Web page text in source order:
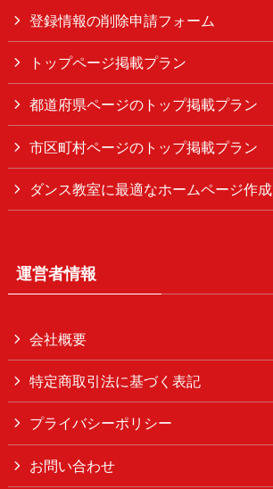
登録情報の削除申請フォーム
トップページ掲載プラン
都道府県ページのトップ掲載プラン
市区町村ページのトップ掲載プラン
ダンス教室に最適なホームページ作成
運営者情報
会社概要
特定商取引法に基づく表記
プライバシーポリシー
お問い合わせ